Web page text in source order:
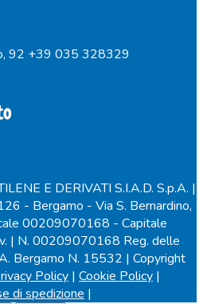
92 +39 035 328329
E DERIVATI S.I.A.D. S.p.A. |
- Bergamo - Via S. Bernardino,
00209070168 - Capitale
| N. 00209070168 Reg. delle
Bergamo N. 15532 | Copyright
Policy | Cookie Policy |
di spedizione |